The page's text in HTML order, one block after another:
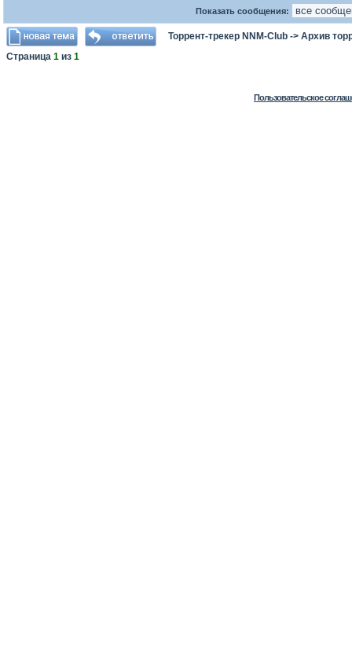
Показать сообщения:
Торрент-трекер NNM-Club -> Архив
Страница 1 из 1
Пользовательское